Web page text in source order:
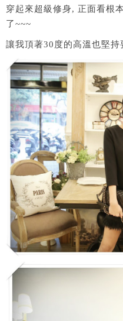
穿起來超級修身, 正面看根
了~~~
讓我頂著30度的高溫也堅持